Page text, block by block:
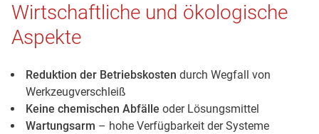
Wirtschaftliche und ökologische
Aspekte
Reduktion der Betriebskosten durch Wegfall von
Werkzeugverschleiß
Keine chemischen Abfälle oder Lösungsmittel
Wartungsarm – hohe Verfügbarkeit der Systeme